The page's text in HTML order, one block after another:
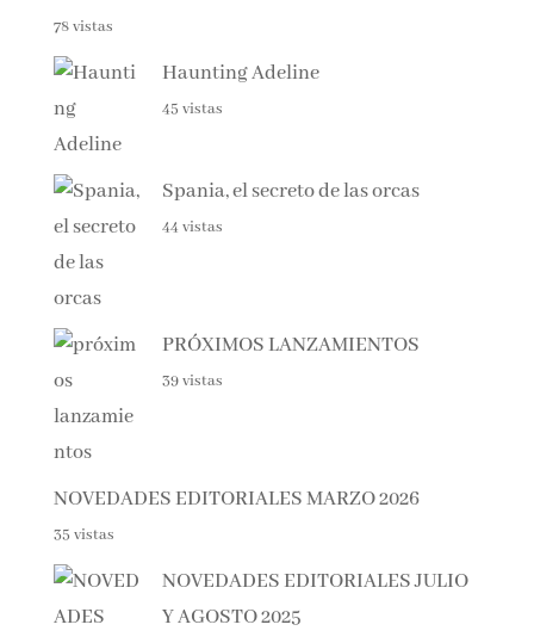
78 vistas
Haunting Adeline
45 vistas
Spania, el secreto de las orcas
44 vistas
PRÓXIMOS LANZAMIENTOS
39 vistas
NOVEDADES EDITORIALES MARZO 2026
35 vistas
NOVEDADES EDITORIALES JULIO
Y AGOSTO 2025